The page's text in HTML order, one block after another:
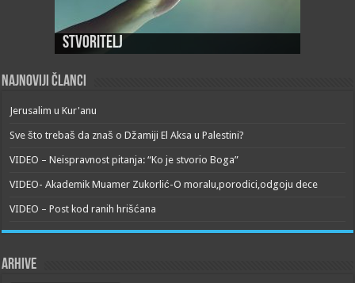
Stvoritelj
Najnoviji članci
Jerusalim u Kur'anu
Sve što trebaš da znaš o Džamiji El Aksa u Palestini?
VIDEO – Neispravnost pitanja: “Ko je stvorio Boga”
VIDEO- Akademik Muamer Zukorlić-O moralu,porodici,odgoju dece
VIDEO – Post kod ranih hrišćana
Arhive